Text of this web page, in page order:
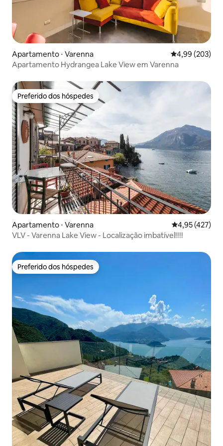
Apartamento ⋅ Varenna 4,99 de uma
4,99 (203)
Apartamento Hydrangea Lake View em Varenna
Preferido dos hóspedes
Preferido dos hóspedes
Apartamento ⋅ Varenna 4,95 de uma
4,95 (427)
VLV - Varenna Lake View - Localização imbatível!!!!
Preferido dos hóspedes
Preferido dos hóspedes